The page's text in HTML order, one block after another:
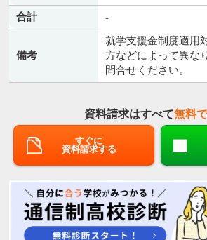
合計
-
備考
就学支援金制度適用
方などによって異な
問合せください。
資料請求はすべて無料
すぐに
資料請求する